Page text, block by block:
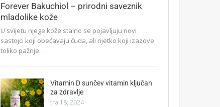
Forever Bakuchiol – prirodni saveznik
mladolike kože
U svijetu njege kože stalno se pojavljuju novi
sastojci koji obećavaju čuda, ali rijetko koji izazove
toliko pažnje…
Vitamin D sunčev vitamin ključan
za zdravlje
tra 18, 2024